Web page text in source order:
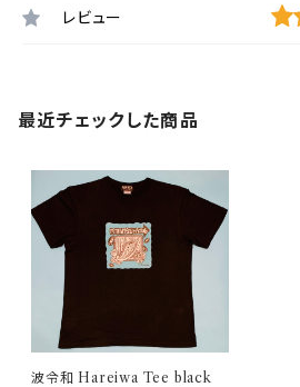
レビュー
最近チェックした商品
波令和 Hareiwa Tee black